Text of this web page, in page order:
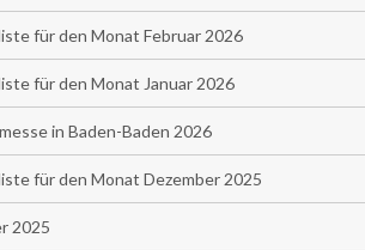
für den Monat Februar 2026
für den Monat Januar 2026
in Baden-Baden 2026
für den Monat Dezember 2025
2025